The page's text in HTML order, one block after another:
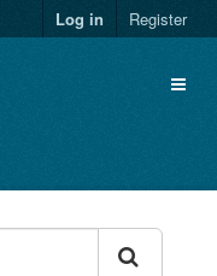
Log in Register